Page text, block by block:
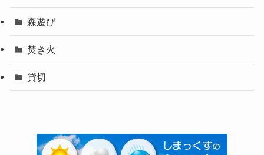
森遊び
焚き火
貸切